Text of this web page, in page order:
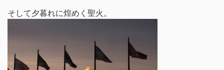
そして夕暮れに煌めく聖火。